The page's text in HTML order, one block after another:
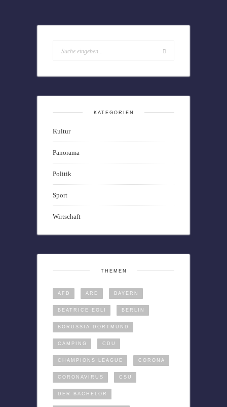
KATEGORIEN
Kultur
Panorama
Politik
Sport
Wirtschaft
THEMEN
AFD ARD BAYERN
BEATRICE EGLI BERLIN
BORUSSIA DORTMUND
CAMPING CDU
CHAMPIONS LEAGUE CORONA
CORONAVIRUS CSU
DER BACHELOR